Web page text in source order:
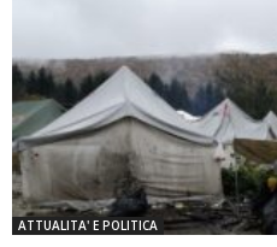
ATTUALITA' E POLITICA